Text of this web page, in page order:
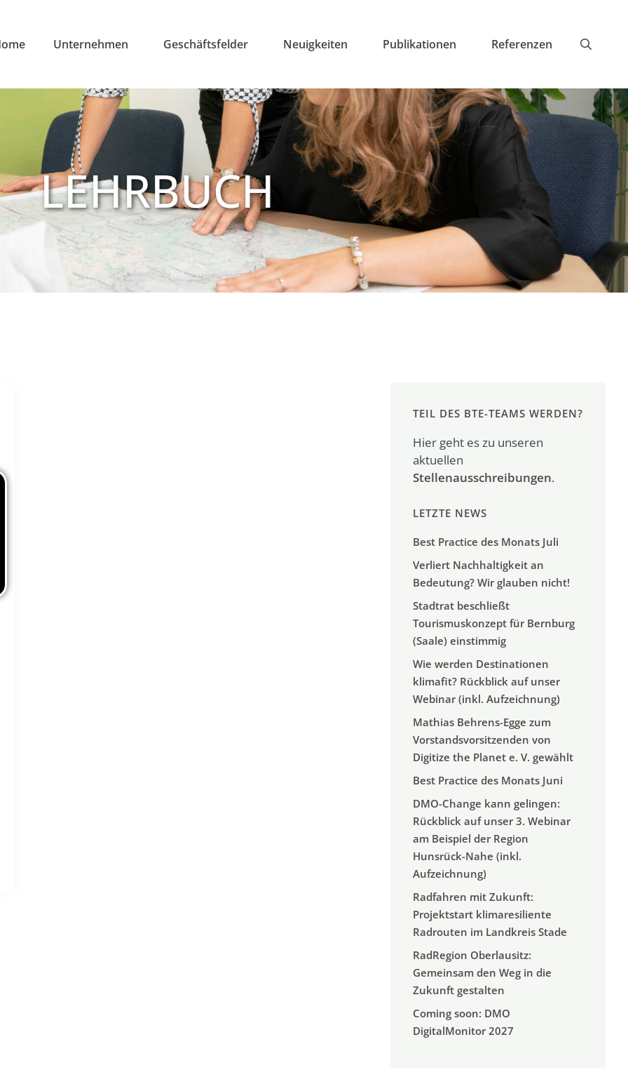
Unternehmen Geschäftsfelder Neuigkeiten Publikationen Referenzen
LEHRBUCH
TEIL DES BTE-TEAMS WERDEN?
Hier geht es zu unseren
aktuellen
Stellenausschreibungen.
LETZTE NEWS
Best Practice des Monats Juli
Verliert Nachhaltigkeit an
Bedeutung? Wir glauben nicht!
Stadtrat beschließt
Tourismuskonzept für Bernburg
(Saale) einstimmig
Wie werden Destinationen
klimafit? Rückblick auf unser
Webinar (inkl. Aufzeichnung)
Mathias Behrens-Egge zum
Vorstandsvorsitzenden von
Digitize the Planet e. V. gewählt
Best Practice des Monats Juni
DMO-Change kann gelingen:
Rückblick auf unser 3. Webinar
am Beispiel der Region
Hunsrück-Nahe (inkl.
Aufzeichnung)
Radfahren mit Zukunft:
Projektstart klimaresiliente
Radrouten im Landkreis Stade
RadRegion Oberlausitz:
Gemeinsam den Weg in die
Zukunft gestalten
Coming soon: DMO
DigitalMonitor 2027